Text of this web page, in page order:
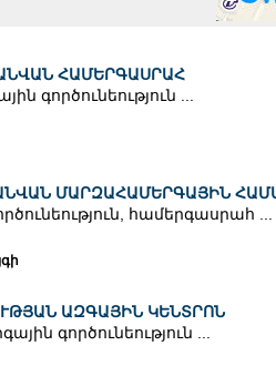
ՀԱՄԵՐԳԱՍՐԱՀ
գործունեություն ...
ՄԱՐԶԱՀԱՄԵՐԳԱՅԻՆ
համերգասրահ ...
ԱԶԳԱՅԻՆ ԿԵՆՏՐՈՆ
գործունեություն ...